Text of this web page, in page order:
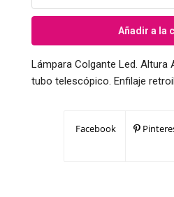
Añadir a la
Lámpara Colgante Led. Altura
tubo telescópico. Enfilaje
Facebook